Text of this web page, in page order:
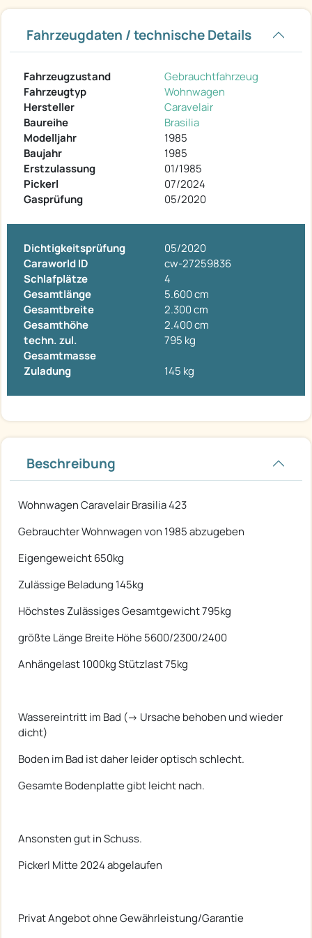
Fahrzeugdaten / technische Details
Fahrzeugzustand
Gebrauchtfahrzeug
Fahrzeugtyp
Wohnwagen
Hersteller
Caravelair
Baureihe
Brasilia
Modelljahr
1985
Baujahr
1985
Erstzulassung
01/1985
Pickerl
07/2024
Gasprüfung
05/2020
Dichtigkeitsprüfung
05/2020
Caraworld ID
cw-27259836
Schlafplätze
4
Gesamtlänge
5.600 cm
Gesamtbreite
2.300 cm
Gesamthöhe
2.400 cm
techn. zul.
Gesamtmasse
795 kg
Zuladung 145 kg
Beschreibung
Wohnwagen Caravelair Brasilia 423
Gebrauchter Wohnwagen von 1985 abzugeben
Eigengeweicht 650kg
Zulässige Beladung 145kg
Höchstes Zulässiges Gesamtgewicht 795kg
größte Länge Breite Höhe 5600/2300/2400
Anhängelast 1000kg Stützlast 75kg
Wassereintritt im Bad (-> Ursache behoben und wieder
dicht)
Boden im Bad ist daher leider optisch schlecht.
Gesamte Bodenplatte gibt leicht nach.
Ansonsten gut in Schuss.
Pickerl Mitte 2024 abgelaufen
Privat Angebot ohne Gewährleistung/Garantie